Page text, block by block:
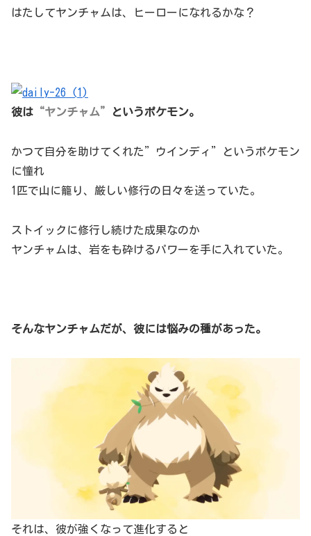
はたしてヤンチャムは、ヒーローになれるかな？
彼は “ヤンチャム” というポケモン。
かつて自分を助けてくれた”ウインディ”というポケモン
に憧れ
1匹で山に籠り、厳しい修行の日々を送っていた。
ストイックに修行し続けた成果なのか
ヤンチャムは、岩をも砕けるパワーを手に入れていた。
そんなヤンチャムだが、彼には悩みの種があった。
それは、彼が強くなって進化すると